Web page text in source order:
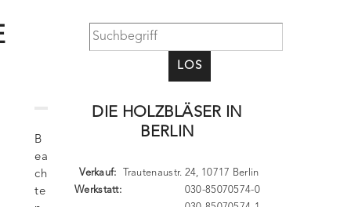
B
ea
ch
te
LOS
DIE HOLZBLÄSER IN
BERLIN
Trautenaustr. 24, 10717 Berlin
Verkauf:
Werkstatt:
030-85070574-0